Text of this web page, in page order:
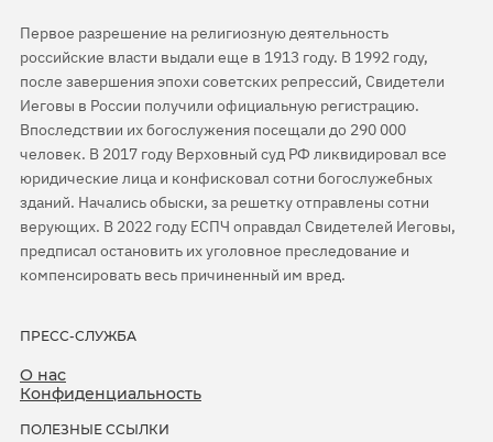
Первое разрешение на религиозную деятельность
российские власти выдали еще в 1913 году. В 1992 году,
после завершения эпохи советских репрессий, Свидетели
Иеговы в России получили официальную регистрацию.
Впоследствии их богослужения посещали до 290 000
человек. В 2017 году Верховный суд РФ ликвидировал все
юридические лица и конфисковал сотни богослужебных
зданий. Начались обыски, за решетку отправлены сотни
верующих. В 2022 году ЕСПЧ оправдал Свидетелей Иеговы,
предписал остановить их уголовное преследование и
компенсировать весь причиненный им вред.
ПРЕСС-СЛУЖБА
О нас
Конфиденциальность
ПОЛЕЗНЫЕ ССЫЛКИ